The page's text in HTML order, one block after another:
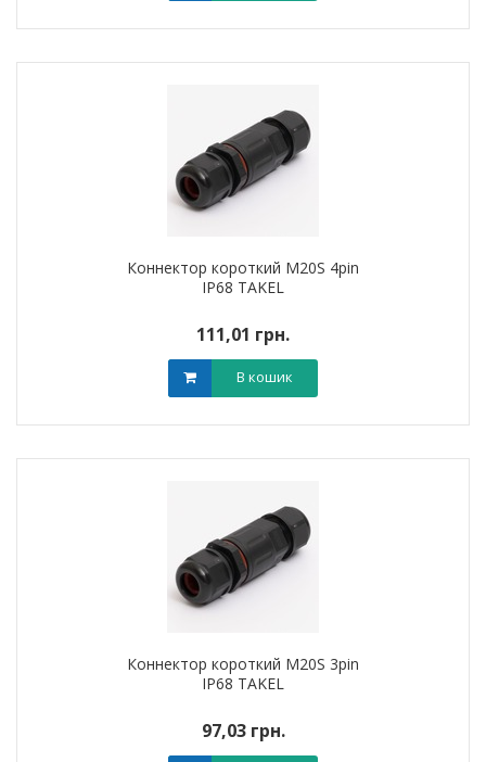
Коннектор короткий M20S 4pin
IP68 TAKEL
111,01 грн.
В кошик
Коннектор короткий M20S 3pin
IP68 TAKEL
97,03 грн.